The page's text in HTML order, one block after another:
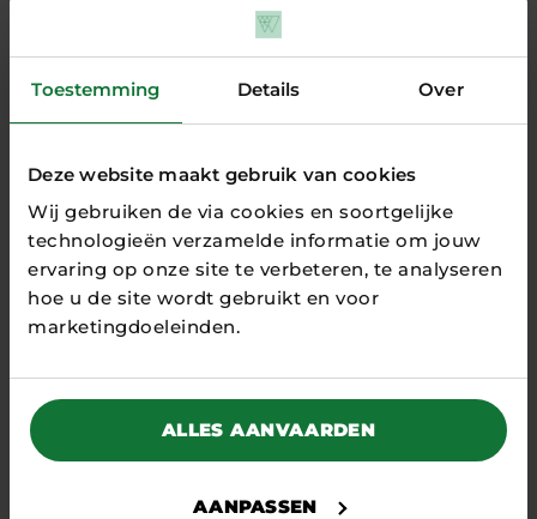
Toestemming Details Over
Deze website maakt gebruik van cookies
Wij gebruiken de via cookies en soortgelijke
technologieën verzamelde informatie om jouw
ervaring op onze site te verbeteren, te analyseren
hoe u de site wordt gebruikt en voor
marketingdoeleinden.
ALLES AANVAARDEN
AANPASSEN
“Slim focussen op de fase waar we
in zitten”
INTERVIEWS
In minder dan één minuut een hartfilmpje
maken, gewoon bij de huisarts, de assistent, of
bij de patiënt thuis. Dat...
Stay tuned